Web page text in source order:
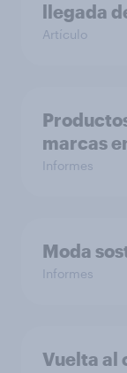
llegada
Artículo
marcas
Informes
Moda
Informes
Vuelta al